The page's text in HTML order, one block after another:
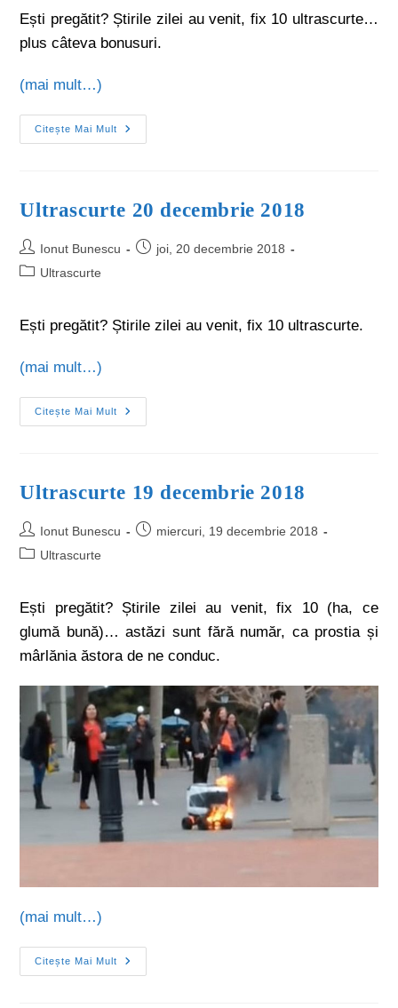
Ești pregătit? Știrile zilei au venit, fix 10 ultrascurte…
plus câteva bonusuri.
(mai mult…)
Citește Mai Mult
Ultrascurte 20 decembrie 2018
Ionut Bunescu
joi, 20 decembrie 2018
Ultrascurte
Ești pregătit? Știrile zilei au venit, fix 10 ultrascurte.
(mai mult…)
Citește Mai Mult
Ultrascurte 19 decembrie 2018
Ionut Bunescu
miercuri, 19 decembrie 2018
Ultrascurte
Ești pregătit? Știrile zilei au venit, fix 10 (ha, ce
glumă bună)… astăzi sunt fără număr, ca prostia și
mârlănia ăstora de ne conduc.
(mai mult…)
Citește Mai Mult